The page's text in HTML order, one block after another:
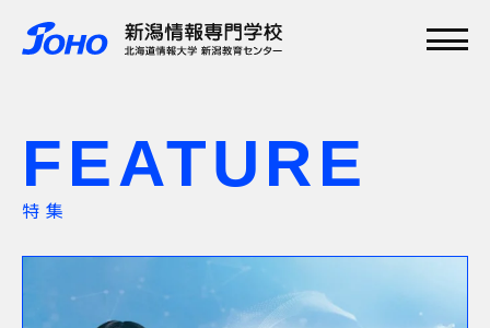
特集
学校紹介
学科・専攻
就職実績
入学案内
オープンキャンパス
FEATURE
特集